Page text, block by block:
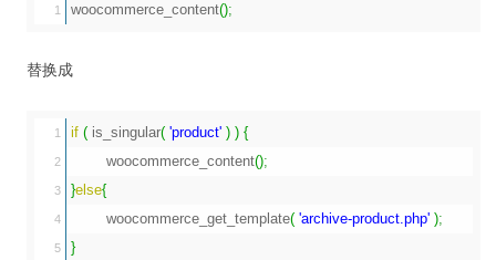
woocommerce_content();
替换成
1
2
3
4
if ( is_singular( 'product' ) ) {
	woocommerce_content
();
}else{
	woocommerce_get_template
( 'archive-product.php' );
}